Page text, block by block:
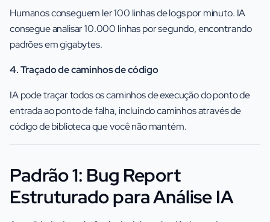
Humanos conseguem ler 100 linhas de logs por minuto. IA
consegue analisar 10.000 linhas por segundo, encontrando
padrões em gigabytes.
4. Traçado de caminhos de código
IA pode traçar todos os caminhos de execução do ponto de
entrada ao ponto de falha, incluindo caminhos através de
código de biblioteca que você não mantém.
Padrão 1: Bug Report
Estruturado para Análise IA